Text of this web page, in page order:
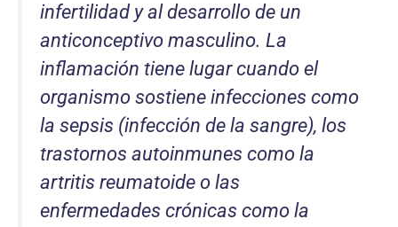
infertilidad y al desarrollo de un
anticonceptivo masculino. La
inflamación tiene lugar cuando el
organismo sostiene infecciones como
la sepsis (infección de la sangre), los
trastornos autoinmunes como la
artritis reumatoide o las
enfermedades crónicas como la